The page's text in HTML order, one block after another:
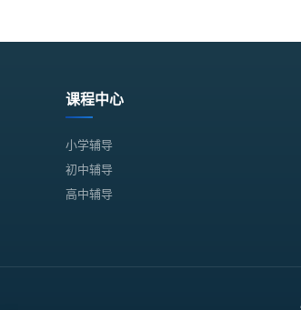
课程中心
小学辅导
初中辅导
高中辅导